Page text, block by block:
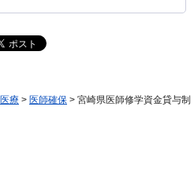
医療 > 医師確保 > 宮崎県医師修学資金貸与制